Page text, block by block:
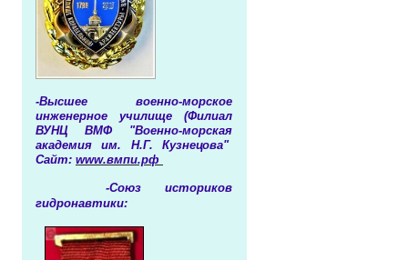
-Высшее военно-морское
инженерное училище (Филиал
ВУНЦ ВМФ "Военно-морская
академия им. Н.Г. Кузнецова"
Сайт: www.вмпи.рф
-Союз историков
гидронавтики: